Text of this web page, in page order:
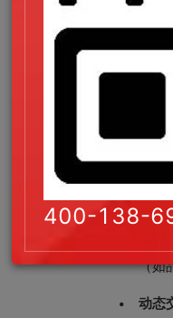
明确区分个人
权（如汉仪、
场景化应用
（如
动态
400-138-